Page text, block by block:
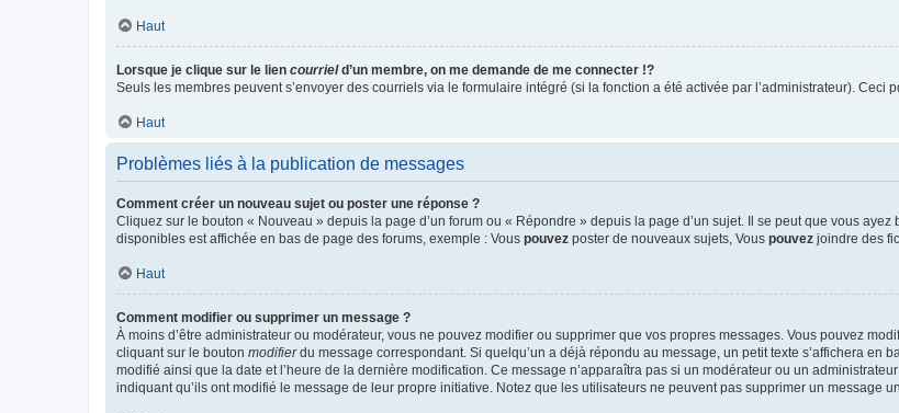
Haut
Lorsque je clique sur le lien courrield’un membre, on me demande de me connecter !?
Seuls les membres peuvent s’envoyer des courriels via le formulaire intégré (si la fonction a été activée par l’administrateur). Ceci
Haut
Problèmes liés à la publication de messages
Comment créer un nouveau sujet ou poster une réponse ?
Cliquez sur le bouton « Nouveau » depuis la page d’un forum ou « Répondre » depuis la page d’un sujet. Il se peut que vous
disponibles est affichée en bas de page des forums, exemple : Vous pouvez poster de nouveaux sujets, Vous pouvez joindre des
Haut
Comment modifier ou supprimer un message ?
À moins d’être administrateur ou modérateur, vous ne pouvez modifier ou supprimer que vos propres messages. Vous pouvez
cliquant sur le bouton modifierdu message correspondant. Si quelqu’un a déjà répondu au message, un petit texte s’affichera en
modifié ainsi que la date et l’heure de la dernière modification. Ce message n’apparaîtra pas si un modérateur ou un
indiquant qu’ils ont modifié le message de leur propre initiative. Notez que les utilisateurs ne peuvent pas supprimer un message